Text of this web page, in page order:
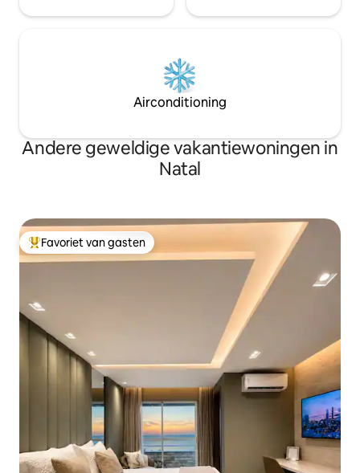
Airconditioning
Andere geweldige vakantiewoningen in
Natal
Topfavoriet van gasten
Favoriet van gasten